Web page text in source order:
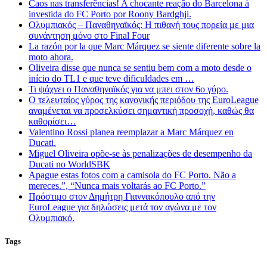
Caos nas transferências! A chocante reação do Barcelona à
investida do FC Porto por Roony Bardghji.
Ολυμπιακός – Παναθηναϊκός: Η πιθανή τους πορεία με μια
συνάντηση μόνο στο Final Four
La razón por la que Marc Márquez se siente diferente sobre la
moto ahora.
Oliveira disse que nunca se sentiu bem com a moto desde o
início do TL1 e que teve dificuldades em …
Τι ψάχνει ο Παναθηναϊκός για να μπει στον 6ο γύρο.
Ο τελευταίος γύρος της κανονικής περιόδου της EuroLeague
αναμένεται να προσελκύσει σημαντική προσοχή, καθώς θα
καθορίσει…
Valentino Rossi planea reemplazar a Marc Márquez en
Ducati.
Miguel Oliveira opõe-se às penalizações de desempenho da
Ducati no WorldSBK
Apague estas fotos com a camisola do FC Porto. Não a
mereces.”, “Nunca mais voltarás ao FC Porto.”
Πρόστιμο στον Δημήτρη Γιαννακόπουλο από την
EuroLeague για δηλώσεις μετά τον αγώνα με τον
Ολυμπιακό.
Tags